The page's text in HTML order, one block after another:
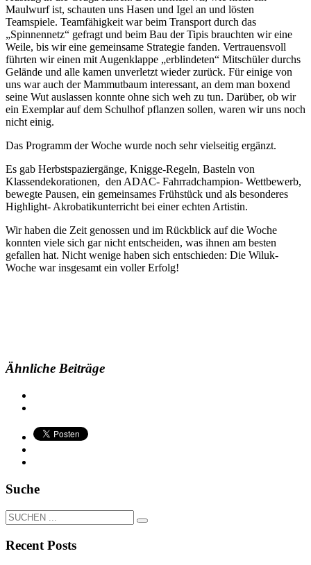
Maulwurf ist, schauten uns Hasen und Igel an und lösten
Teamspiele. Teamfähigkeit war beim Transport durch das
„Spinnennetz“ gefragt und beim Bau der Tipis brauchten wir eine
Weile, bis wir eine gemeinsame Strategie fanden. Vertrauensvoll
führten wir einen mit Augenklappe „erblindeten“ Mitschüler durchs
Gelände und alle kamen unverletzt wieder zurück. Für einige von
uns war auch der Mammutbaum interessant, an dem man boxend
seine Wut auslassen konnte ohne sich weh zu tun. Darüber, ob wir
ein Exemplar auf dem Schulhof pflanzen sollen, waren wir uns noch
nicht einig.
Das Programm der Woche wurde noch sehr vielseitig ergänzt.
Es gab Herbstspaziergänge, Knigge-Regeln, Basteln von
Klassendekorationen, den ADAC- Fahrradchampion- Wettbewerb,
bewegte Pausen, ein gemeinsames Frühstück und als besonderes
Highlight- Akrobatikunterricht bei einer echten Artistin.
Wir haben die Zeit genossen und im Rückblick auf die Woche
konnten viele sich gar nicht entscheiden, was ihnen am besten
gefallen hat. Nicht wenige haben sich entschieden: Die Wiluk-
Woche war insgesamt ein voller Erfolg!
Ähnliche Beiträge
Suche
Recent Posts